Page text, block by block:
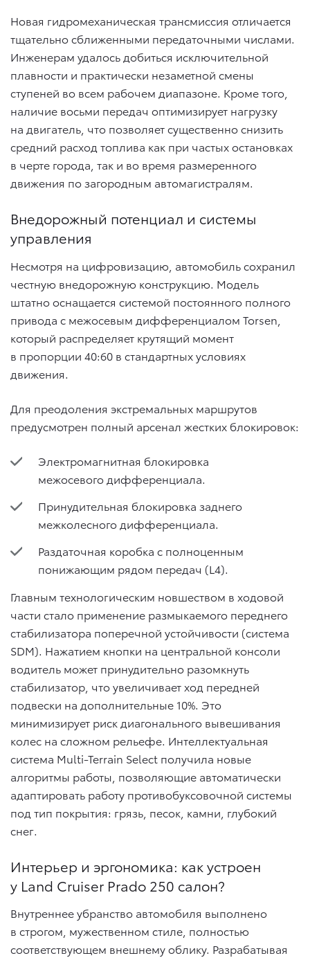
Новая гидромеханическая трансмиссия отличается
тщательно сближенными передаточными числами.
Инженерам удалось добиться исключительной
плавности и практически незаметной смены
ступеней во всем рабочем диапазоне. Кроме того,
наличие восьми передач оптимизирует нагрузку
на двигатель, что позволяет существенно снизить
средний расход топлива как при частых остановках
в черте города, так и во время размеренного
движения по загородным автомагистралям.
Внедорожный потенциал и системы
управления
Несмотря на цифровизацию, автомобиль сохранил
честную внедорожную конструкцию. Модель
штатно оснащается системой постоянного полного
привода с межосевым дифференциалом Torsen,
который распределяет крутящий момент
в пропорции 40:60 в стандартных условиях
движения.
Для преодоления экстремальных маршрутов
предусмотрен полный арсенал жестких блокировок:
Электромагнитная блокировка
межосевого дифференциала.
Принудительная блокировка заднего
межколесного дифференциала.
Раздаточная коробка с полноценным
понижающим рядом передач (L4).
Главным технологическим новшеством в ходовой
части стало применение размыкаемого переднего
стабилизатора поперечной устойчивости (система
SDM). Нажатием кнопки на центральной консоли
водитель может принудительно разомкнуть
стабилизатор, что увеличивает ход передней
подвески на дополнительные 10%. Это
минимизирует риск диагонального вывешивания
колес на сложном рельефе. Интеллектуальная
система Multi-Terrain Select получила новые
алгоритмы работы, позволяющие автоматически
адаптировать работу противобуксовочной системы
под тип покрытия: грязь, песок, камни, глубокий
снег.
Интерьер и эргономика: как устроен
у Land Cruiser Prado 250 салон?
Внутреннее убранство автомобиля выполнено
в строгом, мужественном стиле, полностью
соответствующем внешнему облику. Разрабатывая